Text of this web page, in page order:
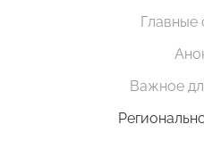
Главные
Важное